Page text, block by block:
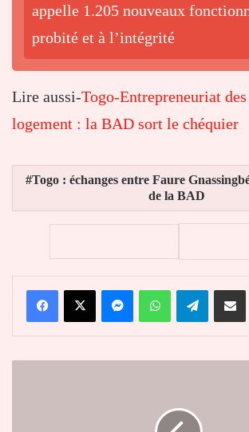
appelle 1.205 nouveaux
probité et à l’intégrité
Lire aussi-Togo-Entrepreneuriat
logement : la BAD sort le chéquier
Togo : échanges entre Faure
de la BAD
FacebookX MessengerWhatsAppTelegram